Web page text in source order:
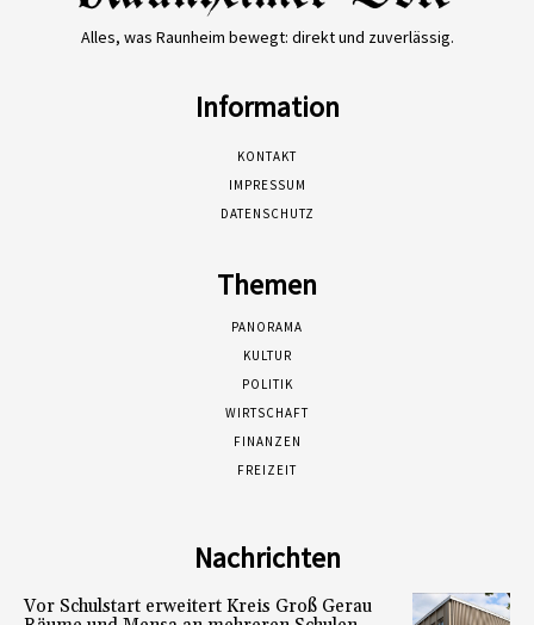
Alles, was Raunheim bewegt: direkt und zuverlässig.
Information
KONTAKT
IMPRESSUM
DATENSCHUTZ
Themen
PANORAMA
KULTUR
POLITIK
WIRTSCHAFT
FINANZEN
FREIZEIT
Nachrichten
Vor Schulstart erweitert Kreis Groß Gerau